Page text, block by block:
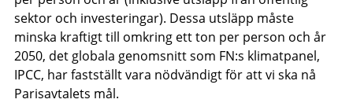
sektor och investeringar). Dessa utsläpp måste
minska kraftigt till omkring ett ton per person och år
2050, det globala genomsnitt som FN:s klimatpanel ,
IPCC, har fastställt vara nödvändigt för att vi ska nå
Parisavtalets mål.